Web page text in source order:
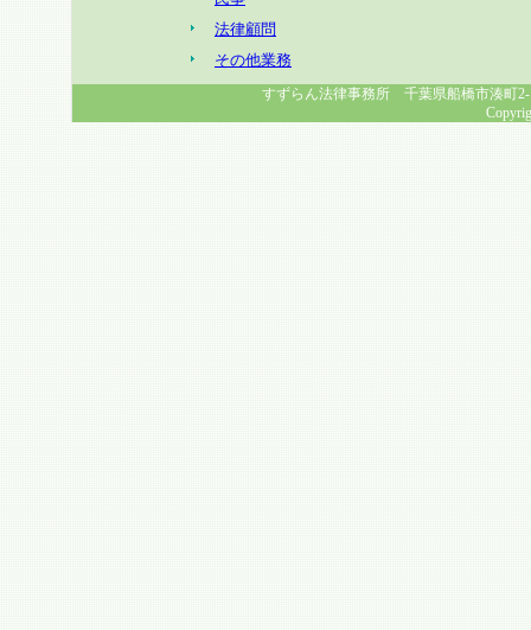
法律顧問
その他業務
すずらん法律事務所 千葉県船橋市湊町